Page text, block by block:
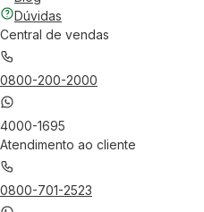
Dúvidas
Central de vendas
0800-200-2000
4000-1695
Atendimento ao cliente
0800-701-2523